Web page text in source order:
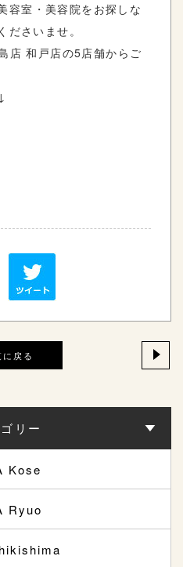
容室・美容院をお探しな
さいませ。
店 和戸店の5店舗からご
戻る
リー
Kose
Ryuo